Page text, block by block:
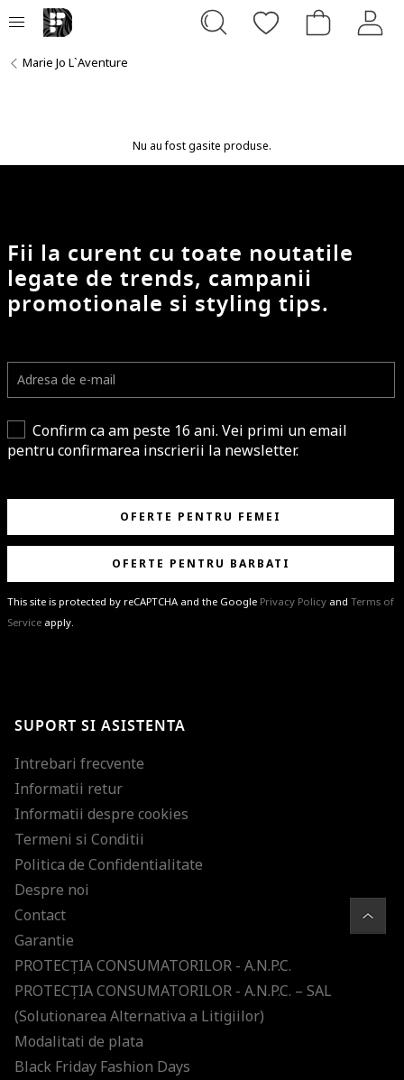
Marie Jo L`Aventure
Nu au fost gasite produse.
Fii la curent cu toate noutatile
legate de trends, campanii
promotionale si styling tips.
Confirm ca am peste 16 ani. Vei primi un email
pentru confirmarea inscrierii la newsletter.
OFERTE PENTRU FEMEI
OFERTE PENTRU BARBATI
This site is protected by reCAPTCHA and the Google Privacy Policy and Terms of
Service apply.
ultimele tendinte in moda!
SUPORT SI ASISTENTA
Intrebari frecvente
Informatii retur
Informatii despre cookies
Termeni si Conditii
Politica de Confidentialitate
Despre noi
Contact
Garantie
PROTECŢIA CONSUMATORILOR - A.N.P.C.
PROTECŢIA CONSUMATORILOR - A.N.P.C. – SAL
(Solutionarea Alternativa a Litigiilor)
Modalitati de plata
Black Friday Fashion Days